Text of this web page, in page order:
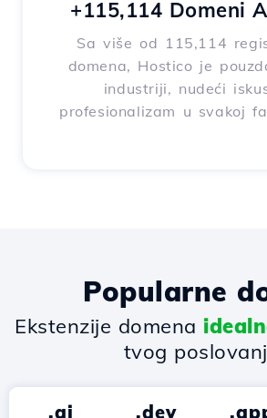
+115,114 Domeni
Sa više od 115,114
domena, Hostico je
industriji, nudeći
profesionalizam u svakoj
Popularne
Ekstenzije domena
tvog
.ai .dev